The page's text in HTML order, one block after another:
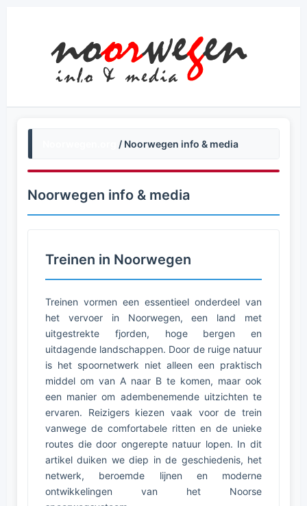
/ Noorwegen info & media
Noorwegen info & media
Treinen in Noorwegen
Treinen vormen een essentieel onderdeel van
het vervoer in Noorwegen, een land met
uitgestrekte fjorden, hoge bergen en
uitdagende landschappen. Door de ruige natuur
is het spoornetwerk niet alleen een praktisch
middel om van A naar B te komen, maar ook
een manier om adembenemende uitzichten te
ervaren. Reizigers kiezen vaak voor de trein
vanwege de comfortabele ritten en de unieke
routes die door ongerepte natuur lopen. In dit
artikel duiken we diep in de geschiedenis, het
netwerk, beroemde lijnen en moderne
ontwikkelingen van het Noorse